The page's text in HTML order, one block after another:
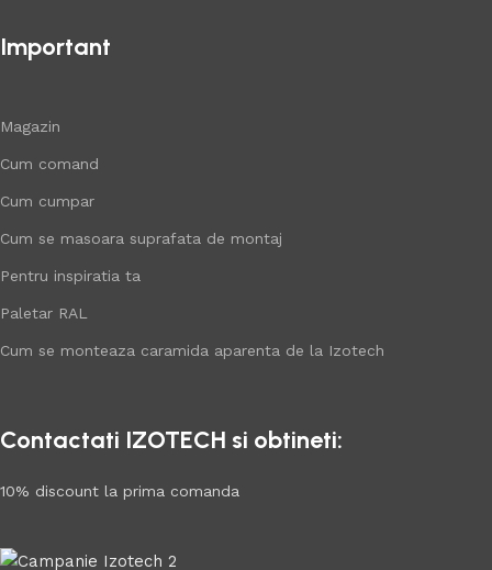
Important
Magazin
Cum comand
Cum cumpar
Cum se masoara suprafata de montaj
Pentru inspiratia ta
Paletar RAL
Cum se monteaza caramida aparenta de la Izotech
Contactati IZOTECH si obtineti:
10% discount la prima comanda